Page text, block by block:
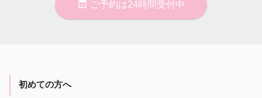
event_available ご予約は24時間受付中
初めての方へ